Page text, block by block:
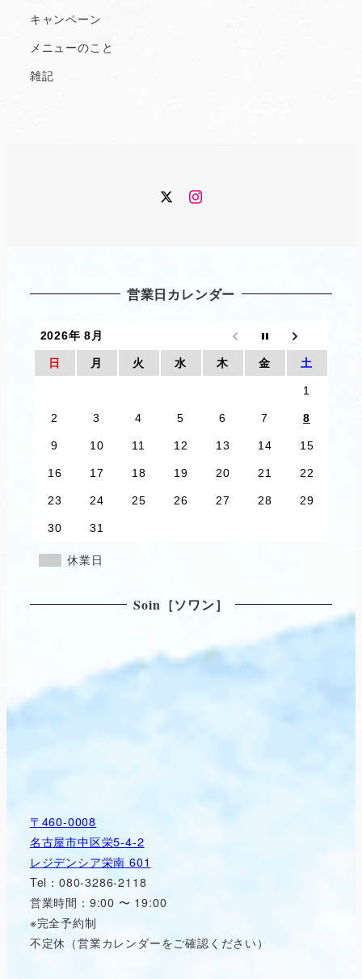
キャンペーン
メニューのこと
雑記
TwitterInstagram
営業日カレンダー
2026年 8月
日 月 火 水 木 金 土
1
2 3 4 5 6 7 8
9 10 11 12 13 14 15
16 17 18 19 20 21 22
23 24 25 26 27 28 29
30 31
休業日
Soin［ソワン］
〒460-0008
名古屋市中区栄5-4-2
レジデンシア栄南 601
Tel：080-3286-2118
営業時間：9:00 〜 19:00
※完全予約制
不定休（営業カレンダーをご確認ください）